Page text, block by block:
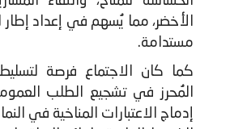
الأخضر، مما يُسهم في إعداد
مستدامة.
كما كان الاجتماع فرصة
المُحرز في تشجيع الطلب
إدماج الاعتبارات المناخية في